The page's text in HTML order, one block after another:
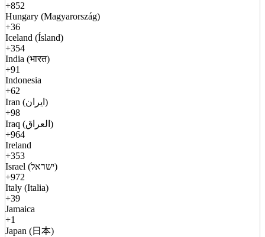
+852
Hungary (Magyarország)
+36
Iceland (Ísland)
+354
India (भारत)
+91
Indonesia
+62
Iran (ایران)
+98
Iraq (العراق)
+964
Ireland
+353
Israel (ישראל)
+972
Italy (Italia)
+39
Jamaica
+1
Japan (日本)